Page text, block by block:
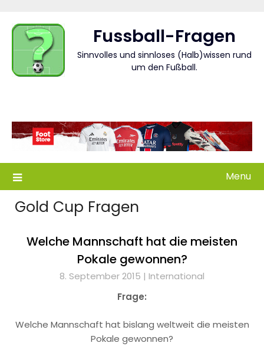
content
Fussball-Fragen
Sinnvolles und sinnloses (Halb)wissen rund
um den Fußball.
Menu
Gold Cup Fragen
Welche Mannschaft hat die meisten
Pokale gewonnen?
8. September 2015 | International
Frage:
Welche Mannschaft hat bislang weltweit die meisten
Pokale gewonnen?